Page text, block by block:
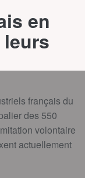
en
français du
des 550
volontaire
actuellement